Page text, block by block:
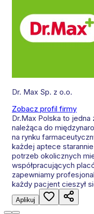
Dr. Max Sp. z o.o.
Zobacz profil firmy
Dr.Max Polska to
należąca do
na rynku
każdej aptece
potrzeb okolicznych
współpracujących
zapewniamy
każdy pacjent cieszył
Aplikuj